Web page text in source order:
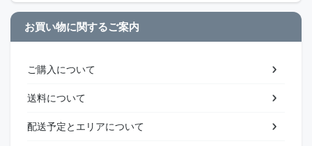
お買い物に関するご案内
ご購入について
送料について
配送予定とエリアについて